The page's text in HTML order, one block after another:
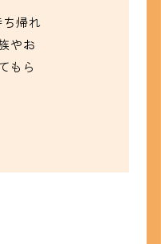
ち帰れ
やお
もら